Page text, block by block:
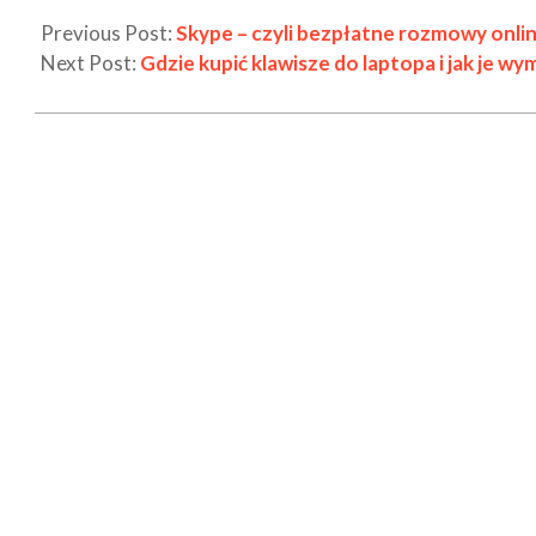
Previous Post:Skype – czyli bezpłatne rozmowy
Next Post: Gdzie kupić klawisze do laptopa i jak je